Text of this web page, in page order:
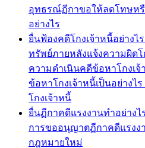
อุทธรณ์ฏีกาขอให้ลดโทษห
อย่างไร
ยื่นฟ้องคดีโกงเจ้าหนี้อย่างไ
ทรัพย์ภายหลังแจ้งความผิดโ
ความดำเนินคดีข้อหาโกงเ
ข้อหาโกงเจ้าหนี้เป็นอย่าง
โกงเจ้าหนี้
ยื่นฏีกาคดีแรงงานทำอย่าง
การขออนุญาตฏีกาคดีแรงง
กฎหมายใหม่